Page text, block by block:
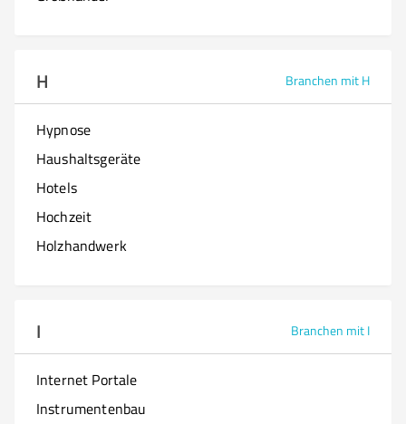
H Branchen mit H
Hypnose
Haushaltsgeräte
Hotels
Hochzeit
Holzhandwerk
I Branchen mit I
Internet Portale
Instrumentenbau